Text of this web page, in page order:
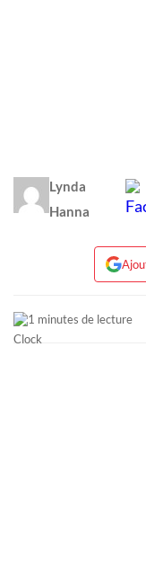
Lynda
Hanna
1 minutes de lecture